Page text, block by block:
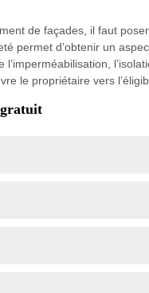
de façades, il faut
permet d’obtenir un
l’imperméabilisation,
le propriétaire vers
gratuit